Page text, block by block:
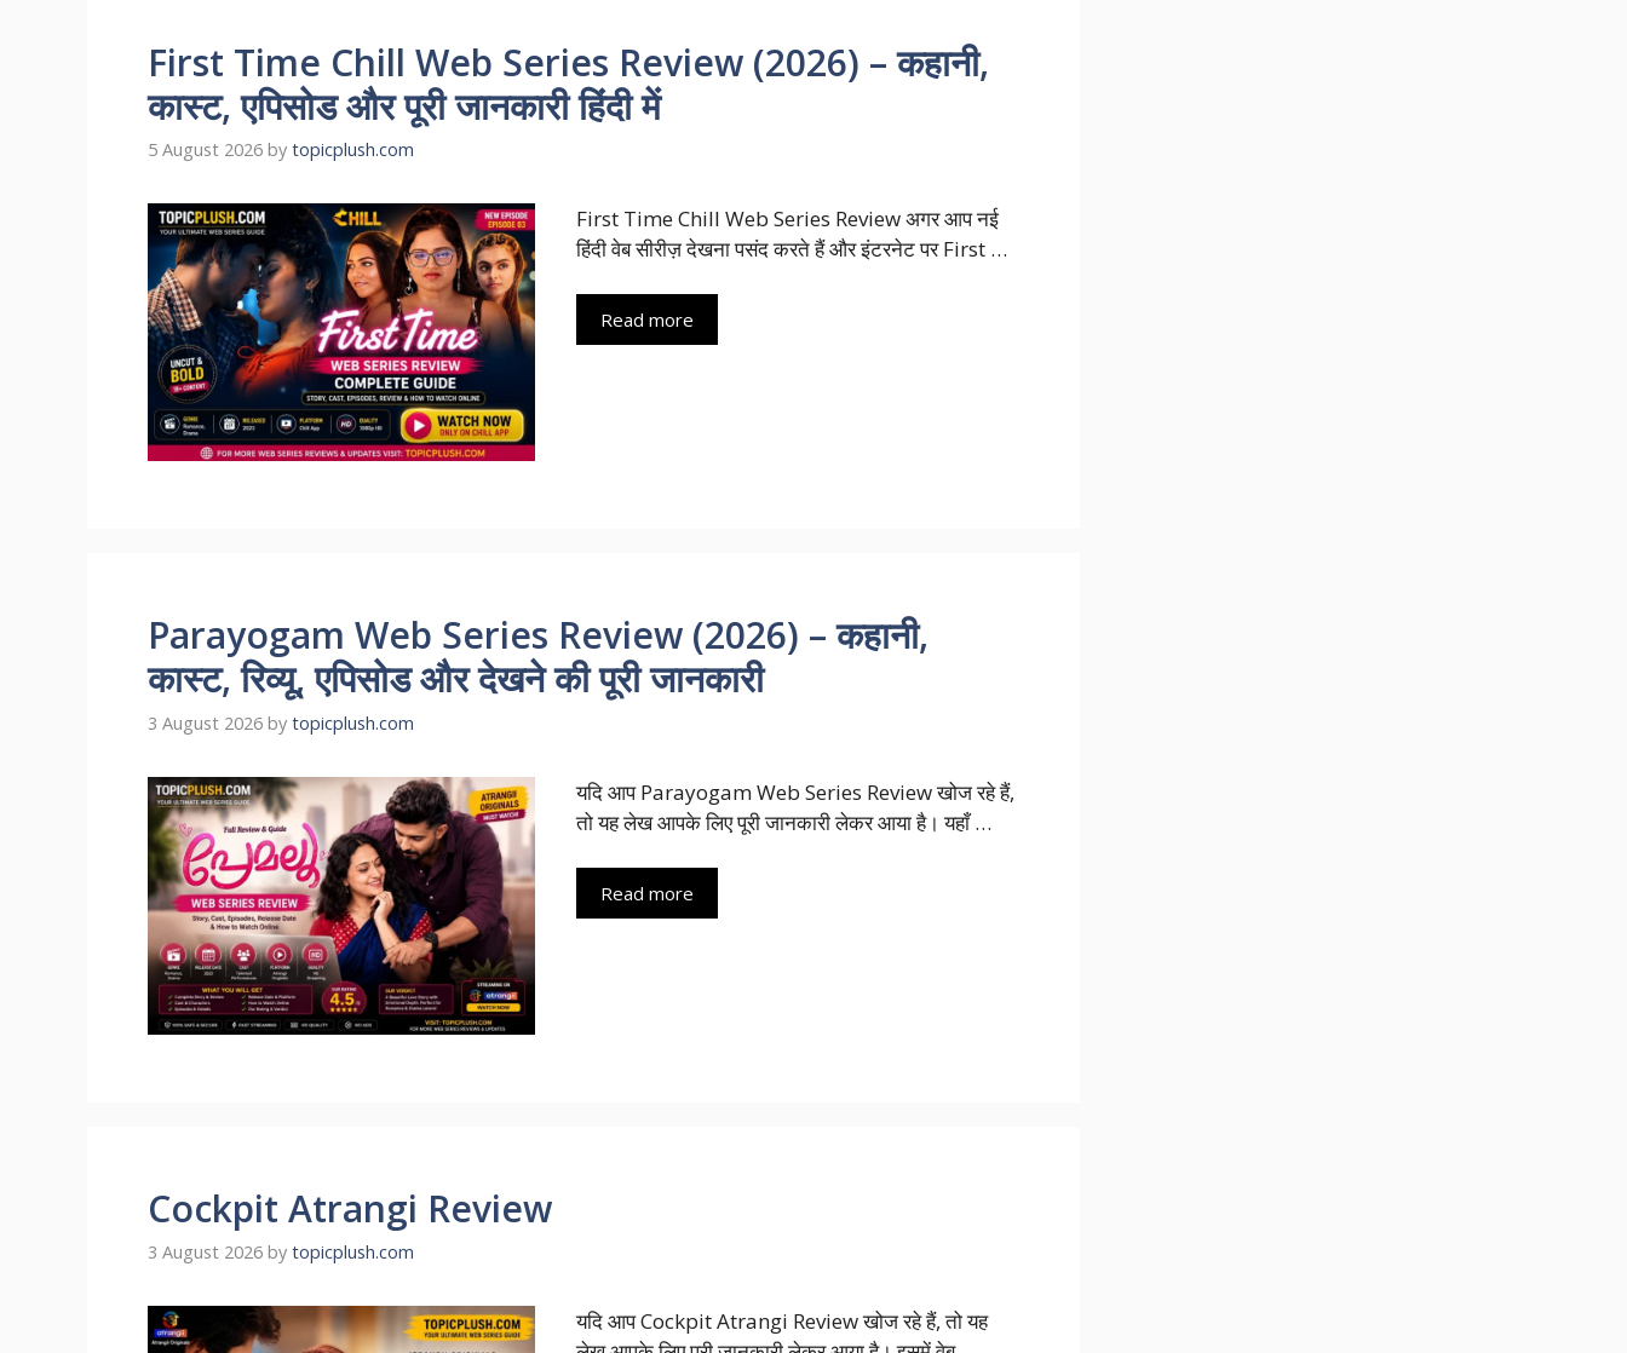
First Time Chill Web Series Review (2026) – कहानी,
कास्ट, एपिसोड और पूरी जानकारी हिंदी में
5 August 2026 by topicplush.com
First Time Chill Web Series Review अगर आप नई
हिंदी वेब सीरीज़ देखना पसंद करते हैं और इंटरनेट पर First …
Read more
Parayogam Web Series Review (2026) – कहानी,
कास्ट, रिव्यू, एपिसोड और देखने की पूरी जानकारी
3 August 2026 by topicplush.com
यदि आप Parayogam Web Series Review खोज रहे हैं,
तो यह लेख आपके लिए पूरी जानकारी लेकर आया है। यहाँ …
Read more
Cockpit Atrangi Review
3 August 2026 by topicplush.com
यदि आप Cockpit Atrangi Review खोज रहे हैं, तो यह